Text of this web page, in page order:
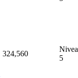
324,560
5